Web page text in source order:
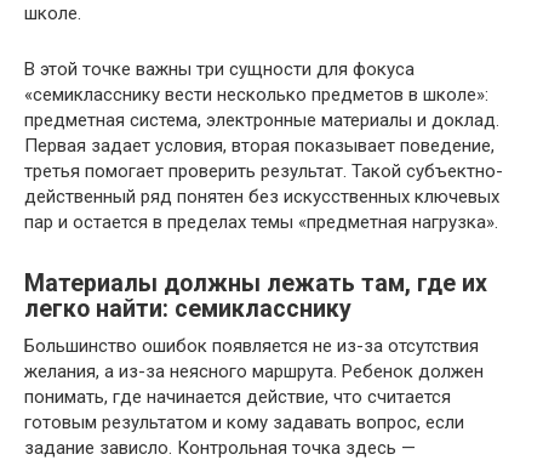
школе.
В этой точке важны три сущности для фокуса
«семикласснику вести несколько предметов в школе»:
предметная система, электронные материалы и доклад.
Первая задает условия, вторая показывает поведение,
третья помогает проверить результат. Такой субъектно-
действенный ряд понятен без искусственных ключевых
пар и остается в пределах темы «предметная нагрузка».
Материалы должны лежать там, где их
легко найти: семикласснику
Большинство ошибок появляется не из-за отсутствия
желания, а из-за неясного маршрута. Ребенок должен
понимать, где начинается действие, что считается
готовым результатом и кому задавать вопрос, если
задание зависло. Контрольная точка здесь —